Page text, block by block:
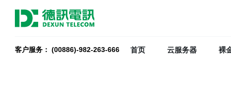
客户服务： (00886)-982-263-666 首页 云服务器 裸